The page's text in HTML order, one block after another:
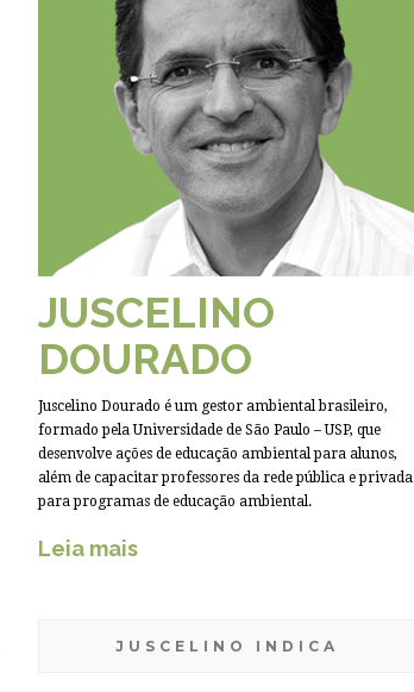
JUSCELINO
DOURADO
Juscelino Dourado é um gestor ambiental brasileiro,
formado pela Universidade de São Paulo – USP, que
desenvolve ações de educação ambiental para alunos,
além de capacitar professores da rede pública e privada
para programas de educação ambiental.
Leia mais
JUSCELINO INDICA